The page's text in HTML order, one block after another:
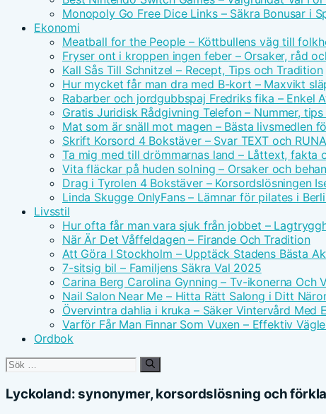
Monopoly Go Free Dice Links – Säkra Bonusar i
Ekonomi
Meatball for the People – Köttbullens väg till
Fryser ont i kroppen ingen feber – Orsaker, råd
Kall Sås Till Schnitzel – Recept, Tips och Tradition
Hur mycket får man dra med B-kort – Maxvikt
Rabarber och jordgubbspaj Fredriks fika – Enkel
Gratis Juridisk Rådgivning Telefon – Nummer,
Mat som är snäll mot magen – Bästa livsmedlen
Skrift Korsord 4 Bokstäver – Svar TEXT och RUNA
Ta mig med till drömmarnas land – Låttext, fakta
Vita fläckar på huden solning – Orsaker och
Drag i Tyrolen 4 Bokstäver – Korsordslösningen
Linda Skugge OnlyFans – Lämnar för pilates i
Livsstil
Hur ofta får man vara sjuk från jobbet –
När Är Det Våffeldagen – Firande Och Tradition
Att Göra I Stockholm – Upptäck Stadens Bästa
7-sitsig bil – Familjens Säkra Val 2025
Carina Berg Carolina Gynning – Tv-ikonerna Och
Nail Salon Near Me – Hitta Rätt Salong i Ditt
Övervintra dahlia i kruka – Säker Vintervård Med
Varför Får Man Finnar Som Vuxen – Effektiv
Ordbok
Sök
Lyckoland: synonymer, korsordslösning och